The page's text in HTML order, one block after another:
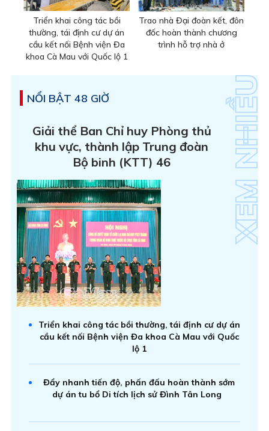
Triển khai công tác bồi
thường, tái định cư dự án
cầu kết nối Bệnh viện Đa
khoa Cà Mau với Quốc lộ 1
Trao nhà Đại đoàn kết, đôn
đốc hoàn thành chương
trình hỗ trợ nhà ở
NỔI BẬT 48 GIỜ
Giải thể Ban Chỉ huy Phòng thủ
khu vực, thành lập Trung đoàn
Bộ binh (KTT) 46
Triển khai công tác bồi thường, tái định cư dự án
cầu kết nối Bệnh viện Đa khoa Cà Mau với Quốc
lộ 1
Đẩy nhanh tiến độ, phấn đấu hoàn thành sớm
dự án tu bổ Di tích lịch sử Đình Tân Long